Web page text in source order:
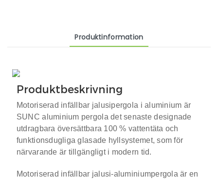
Produktinformation
Produktbeskrivning
Motoriserad infällbar jalusipergola i aluminium är
SUNC aluminium pergoladet senaste designade
utdragbara översättbara 100 % vattentäta och
funktionsdugliga glasade hyllsystemet, som för
närvarande är tillgängligt i modern tid.
Motoriserad infällbar jalusi-aluminiumpergola är en